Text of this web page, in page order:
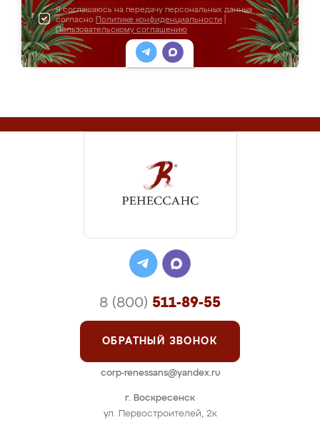
Я соглашаюсь на передачу персональных данных
согласно Политике конфиденциальности
Пользовательскому соглашению
г. Воскресенск
ул. Первостроителей, 2к
8 (800) 511-89-55
ОБРАТНЫЙ ЗВОНОК
corp-renessans@yandex.ru